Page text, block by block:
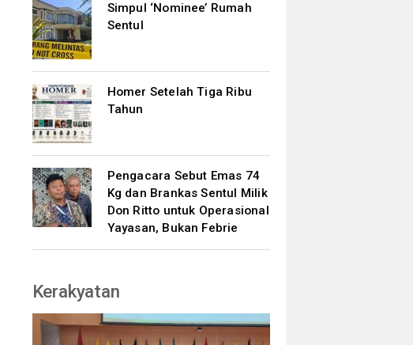
Simpul ‘Nominee’ Rumah
Sentul
Homer Setelah Tiga Ribu
Tahun
Pengacara Sebut Emas 74
Kg dan Brankas Sentul Milik
Don Ritto untuk Operasional
Yayasan, Bukan Febrie
Kerakyatan